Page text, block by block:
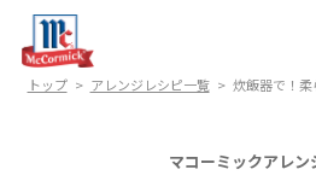
トップ アレンジレシピ一覧 炊飯器で！
マコーミックアレン